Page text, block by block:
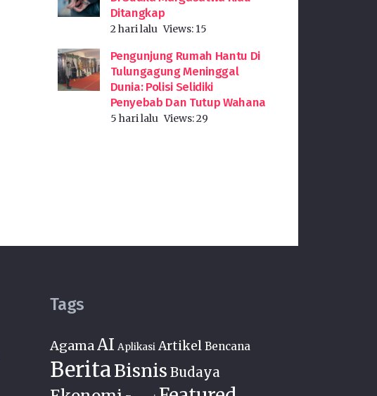
Ditangkap
2 hari lalu Views: 15
Pengunjung Rumah Hantu Di
Tulungagung Meninggal
Dunia: Polisi Selidiki
Penyebab Dan Tutup Wahana
5 hari lalu Views:29
Tags
AgamaAI Aplikasi Artikel Bencana
BeritaBisnis Budaya